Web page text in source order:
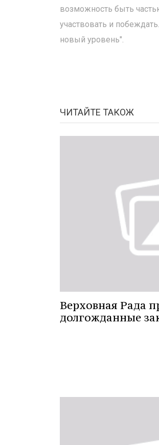
возможность быть
участвовать и
новый уровень".
ЧИТАЙТЕ ТАКОЖ
Верховная Рада
долгожданные